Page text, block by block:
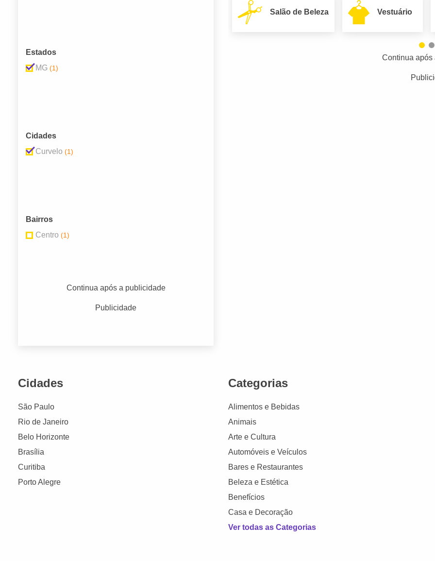
Estados
MG (1)
Cidades
Curvelo (1)
Bairros
Centro (1)
Continua após a publicidade
Publicidade
Salão de Beleza Vestuário
Continua após
Cidades
São Paulo
Rio de Janeiro
Belo Horizonte
Brasília
Curitiba
Porto Alegre
Categorias
Alimentos e Bebidas
Animais
Arte e Cultura
Automóveis e Veículos
Bares e Restaurantes
Beleza e Estética
Benefícios
Casa e Decoração
Ver todas as Categorias